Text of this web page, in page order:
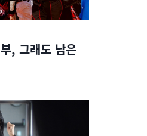
, 그래도 남은